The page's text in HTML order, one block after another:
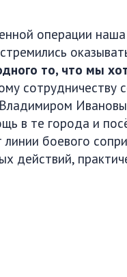
операции
то, что мы
сотрудничеству
в те города и
боевого
действий,